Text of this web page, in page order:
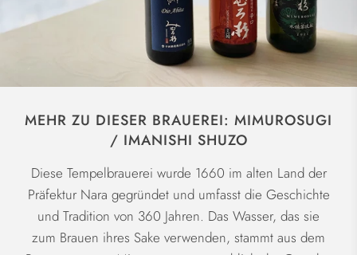
MEHR ZU DIESER BRAUEREI: MIMUROSUGI
/ IMANISHI SHUZO
Diese Tempelbrauerei wurde 1660 im alten Land der
Präfektur Nara gegründet und umfasst die Geschichte
und Tradition von 360 Jahren. Das Wasser, das sie
zum Brauen ihres Sake verwenden, stammt aus dem